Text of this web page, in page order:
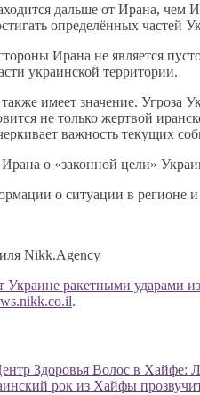
дальше от Ирана, чем
определённых частей
Ирана не является
украинской территории.
имеет значение. Угроза
не только жертвой
важность текущих
о «законной цели»
о ситуации в регионе
Nikk.Agency
Украине ракетными ударами
.
Здоровья Волос в Хайфе:
рок из Хайфы